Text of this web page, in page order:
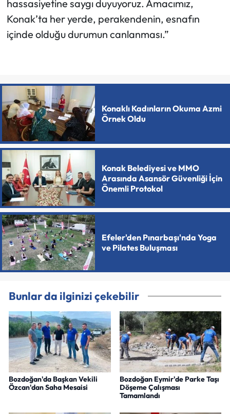
hassasiyetine saygı duyuyoruz. Amacımız,
Konak’ta her yerde, perakendenin, esnafın
içinde olduğu durumun canlanması.”
Konaklı Kadınların Okuma Azmi
Örnek Oldu
Konak Belediyesi ve MMO
Arasında Asansör Güvenliği İçin
Önemli Protokol
Efeler'den Pınarbaşı'nda Yoga
ve Pilates Buluşması
Bunlar da ilginizi çekebilir
Bozdoğan'da Başkan Vekili
Özcan'dan Saha Mesaisi
Bozdoğan Eymir'de Parke Taşı
Döşeme Çalışması
Tamamlandı